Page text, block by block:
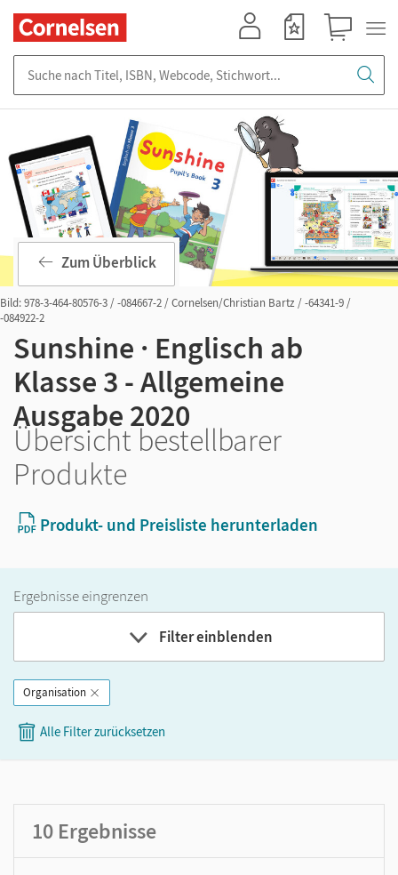
Bild: 978-3-464-80576-3 / -084667-2 / Cornelsen/Christian Bartz / -64341-9 /
-084922-2
Zum Überblick
Sunshine · Englisch ab
Klasse 3 - Allgemeine
Ausgabe 2020
Übersicht bestellbarer
Produkte
Produkt- und Preisliste herunterladen
Ergebnisse eingrenzen
Filter einblenden
Band
GER-Niveau
Organisation
Alle Filter zurücksetzen
10 Ergebnisse